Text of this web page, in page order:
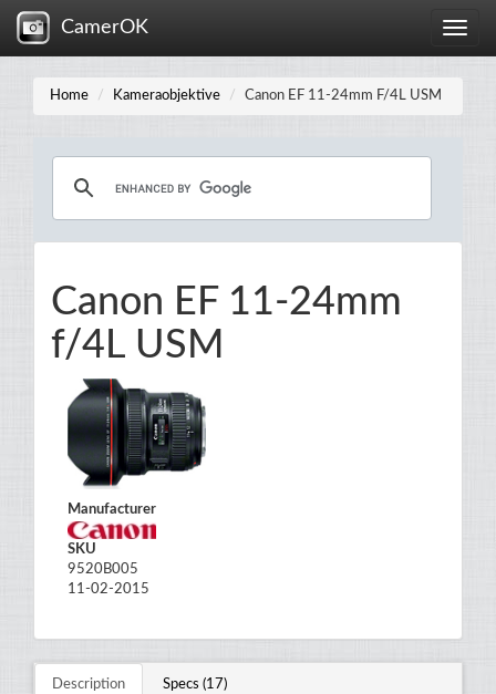
Toggle
CamerOK
Home Kameraobjektive Canon EF 11-24mm F/4L USM
Canon EF 11-24mm
f/4L USM
Manufacturer
SKU
9520B005
11-02-2015
Description Specs (17)